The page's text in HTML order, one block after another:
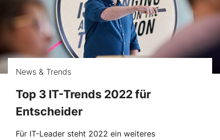
News & Trends
Top 3 IT-Trends 2022 für
Entscheider
Für IT-Leader steht 2022 ein weiteres